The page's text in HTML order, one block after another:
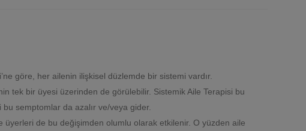
göre, her ailenin ilişkisel düzlemde bir sistemi vardır.
tek bir üyesi üzerinden de görülebilir. Sistemik Aile Terapisi bu
semptomlar da azalır ve/veya gider.
de bu değişimden olumlu olarak etkilenir. O yüzden aile